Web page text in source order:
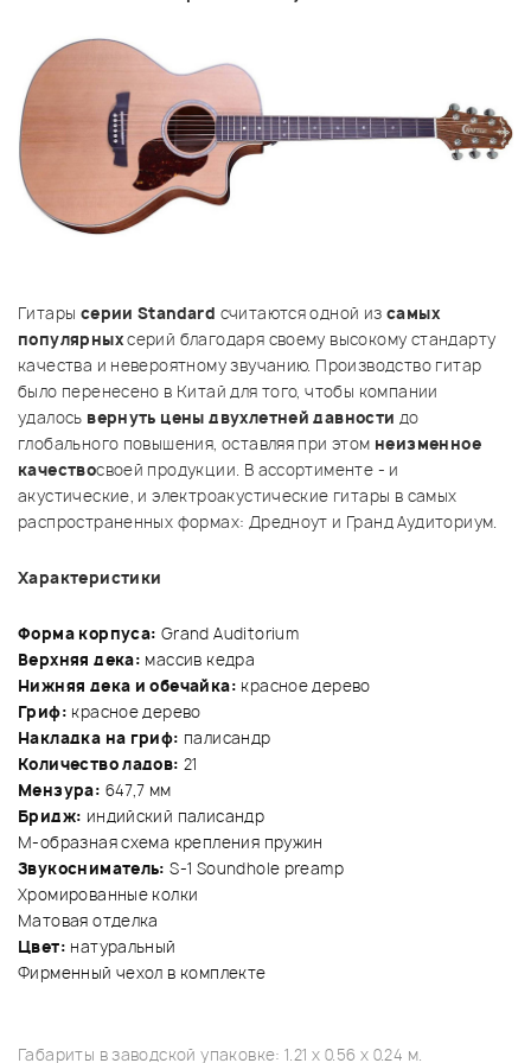
Гитары серии Standard считаются одной изсамых
популярныхсерий благодаря своему высокому стандарту
качества и невероятному звучанию. Производство гитар
было перенесено в Китай для того, чтобы компании
удалось вернуть цены двухлетней давности до
глобального повышения, оставляя при этом неизменное
качествосвоей продукции. В ассортименте - и
акустические, и электроакустические гитары в самых
распространенных формах: Дредноут и Гранд Аудиториум.
Характеристики
Форма корпуса: Grand Auditorium
Верхняя дека: массив кедра
Нижняя дека и обечайка: красное дерево
Гриф: красное дерево
Накладка на гриф: палисандр
Количество ладов:21
Мензура: 647,7 мм
Бридж: индийский палисандр
М-образная схема крепления пружин
Звукосниматель:S-1 Soundhole preamp
Хромированные колки
Матовая отделка
Цвет: натуральный
Фирменный чехол в комплекте
Габариты в заводской упаковке: 1.21 x 0.56 x 0.24 м.